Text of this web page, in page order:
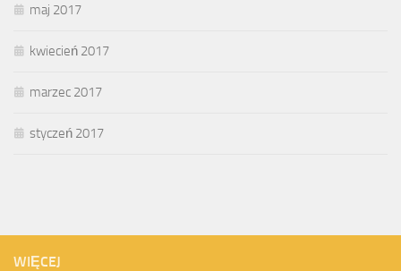
maj 2017
kwiecień 2017
marzec 2017
styczeń 2017
WIĘCEJ